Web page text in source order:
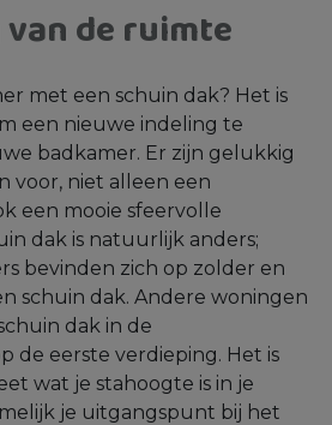
de ruimte
met een schuin dak? Het is
een nieuwe indeling te
badkamer. Er zijn gelukkig
voor, niet alleen een
een mooie sfeervolle
dak is natuurlijk anders;
bevinden zich op zolder en
schuin dak. Andere woningen
dak in de
de eerste verdieping. Het is
wat je stahoogte is in je
je uitgangspunt bij het